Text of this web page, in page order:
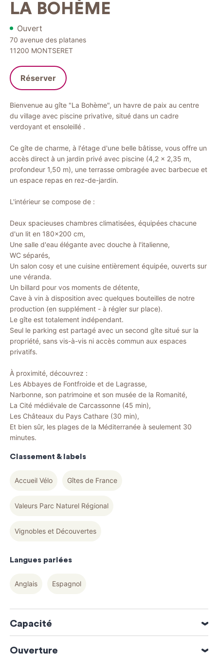
LA BOHÈME
Ouvert
70 avenue des platanes
11200 MONTSERET
Réserver
Bienvenue au gîte "La Bohème", un havre de paix au centre
du village avec piscine privative, situé dans un cadre
verdoyant et ensoleillé .
Ce gîte de charme, à l'étage d'une belle bâtisse, vous offre un
accès direct à un jardin privé avec piscine (4,2 x 2,35 m,
profondeur 1,50 m), une terrasse ombragée avec barbecue et
un espace repas en rez-de-jardin.
L'intérieur se compose de :
Deux spacieuses chambres climatisées, équipées chacune
d'un lit en 180x200 cm,
Une salle d'eau élégante avec douche à l'italienne,
WC séparés,
Un salon cosy et une cuisine entièrement équipée, ouverts sur
une véranda.
Un billard pour vos moments de détente,
Cave à vin à disposition avec quelques bouteilles de notre
production (en supplément - à régler sur place).
Le gîte est totalement indépendant.
Seul le parking est partagé avec un second gîte situé sur la
propriété, sans vis-à-vis ni accès commun aux espaces
privatifs.
À proximité, découvrez :
Les Abbayes de Fontfroide et de Lagrasse,
Narbonne, son patrimoine et son musée de la Romanité,
La Cité médiévale de Carcassonne (45 min),
Les Châteaux du Pays Cathare (30 min),
Et bien sûr, les plages de la Méditerranée à seulement 30
minutes.
Classement & labels
Accueil Vélo Gîtes de France
Valeurs Parc Naturel Régional
Vignobles et Découvertes
Langues parlées
Anglais Espagnol
Capacité
Ouverture